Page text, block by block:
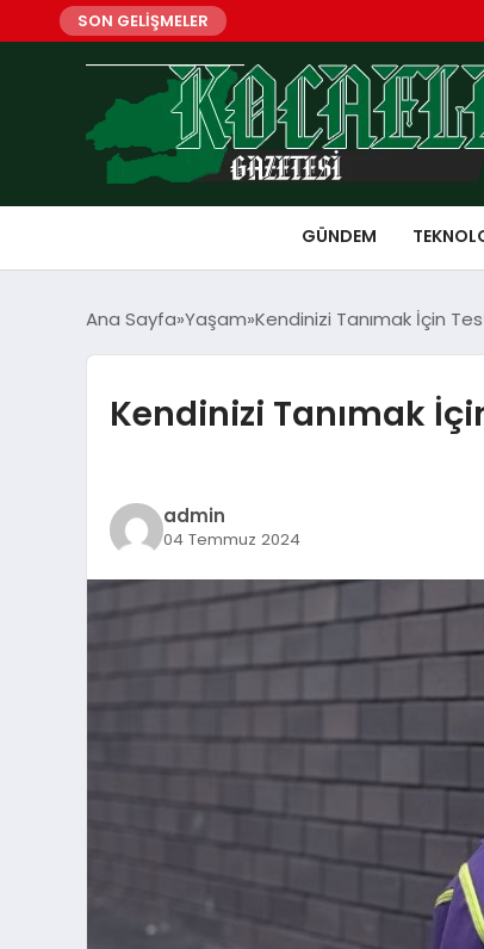
SON GELİŞMELER
GÜNDEM
Ana Sayfa Yaşam Kendinizi Tanımak İçin
Kendinizi Tanımak
admin
04 Temmuz 2024